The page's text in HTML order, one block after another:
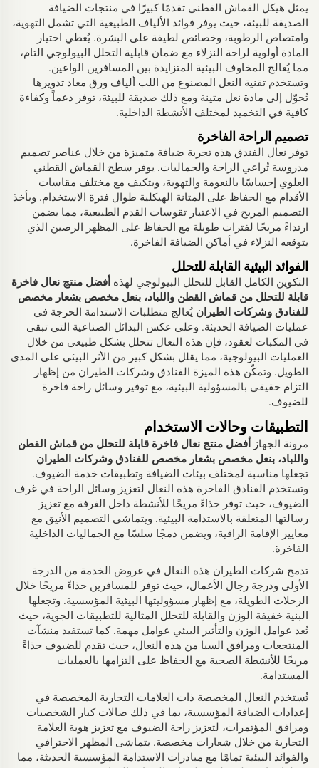
يمثل هيكل القماش القطني تقدمًا كبيرًا في منتجات الضيافة
الصديقة للبيئة، حيث يوفر فوائد الألياف الطبيعية التي تشمل التهوية،
وامتصاص الرطوبة، وخصائص لطيفة على البشرة. يُعطي اختيار
المادة أولوية لراحة النزلاء مع ضمان قابلية التحلل البيولوجي التام،
مما يُعالج المخاوف البيئية المتزايدة بين المسافرين الواعين.
وتستخدم تقنية النعل المصنوع من اللب ألياف ورق معاد تدويرها
تُحوّل إلى مادة نعل متينة ومع ذلك صديقة للبيئة، توفر دعماً وكفاءة
كافية في التخميد لمختلف الأنشطة الداخلية.
تصميم الراحة الفاخرة
توفر نعال الفندق هذه تجربة ضيافة متميزة من خلال عناصر تصميم
مدروسة تُراعي الراحة والجماليات. يوفر سطح القماش القطني
العلوي إحساسًا بالنعومة والتهوية، ويتكيف مع مختلف مقاسات
الأقدام مع الحفاظ على المتانة الهيكلية طوال فترة الاستخدام. ويأخذ
التصميم المريح في الاعتبار تقوسات القدم الطبيعية، مما يضمن
ارتداءً مريحًا لفترات طويلة مع الحفاظ على المظهر الرصين الذي
يتوقعه النزلاء في أماكن الضيافة الفاخرة.
الفوائد البيئية القابلة للتحلل
التكوين الكامل القابل للتحلل البيولوجي لهذه أفضل منتج نعال فاخرة
قابلة للتحلل من قماش القطن واللباد، بنعل مخصص بشعار مخصص
للفنادق وشركات الطيران يُعالج متطلبات الاستدامة الحرجة في
عمليات الضيافة الحديثة. وعلى عكس البدائل الصناعية التي تبقى
في المكبات لعقود، فإن هذه النعال تتحلل بشكل طبيعي من خلال
العمليات البيولوجية، مما يقلل بشكل كبير من الأثر البيئي على المدى
الطويل. وتمكّن هذه الميزة الفنادق وشركات الطيران من إظهار
التزام حقيقي بالمسؤولية البيئية، مع توفير وسائل راحة فاخرة
للضيوف.
التطبيقات وحالات الاستخدام
مرونة الجهاز أفضل منتج نعال فاخرة قابلة للتحلل من قماش القطن
واللباد، بنعل مخصص بشعار مخصص للفنادق وشركات الطيران
تجعلها مناسبة لمختلف بيئات الضيافة وتطبيقات خدمة الضيوف.
وتستخدم الفنادق الفاخرة هذه النعال لتعزيز وسائل الراحة في غرف
الضيوف، حيث توفر حذاءً مريحًا للأنشطة داخل الغرفة مع تعزيز
رسالتها المتعلقة بالاستدامة البيئية. ويتماشى التصميم الأنيق مع
معايير الإقامة الراقية، ويضمن دمجًا سلسًا مع الجماليات الداخلية
الفاخرة.
تدمج شركات الطيران هذه النعال في عروض الخدمة من الدرجة
الأولى ودرجة رجال الأعمال، حيث توفر للمسافرين حذاءً مريحًا خلال
الرحلات الطويلة، مع إظهار مسؤوليتها البيئية المؤسسية. وتجعلها
البنية خفيفة الوزن والقابلة للتحلل المثالية للتطبيقات الجوية، حيث
تُعد عوامل الوزن والتأثير البيئي عوامل مهمة. كما تستفيد منشآت
المنتجعات ومرافق السبا من هذه النعال، حيث تقدم للضيوف حذاءً
مريحًا للأنشطة الصحية مع الحفاظ على التزامها بالعمليات
المستدامة.
تُستخدم النعال المخصصة ذات العلامات التجارية المخصصة في
إعدادات الضيافة المؤسسية، بما في ذلك صالات كبار الشخصيات
ومرافق المؤتمرات، لتعزيز راحة الضيوف مع تعزيز هوية العلامة
التجارية من خلال شعارات مخصصة. يتماشى المظهر الاحترافي
والفوائد البيئية تمامًا مع مبادرات الاستدامة المؤسسية الحديثة، مما